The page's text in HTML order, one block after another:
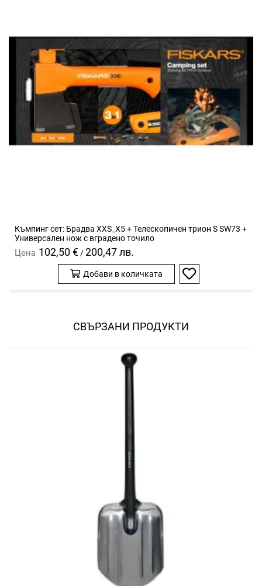
Къмпинг сет: Брадва XXS_X5 + Телескопичен трион S SW73 +
Универсален нож с вградено точило
Цена 102,50 € /200,47 лв.
Добави в количката
Добави
СВЪРЗАНИ ПРОДУКТИ